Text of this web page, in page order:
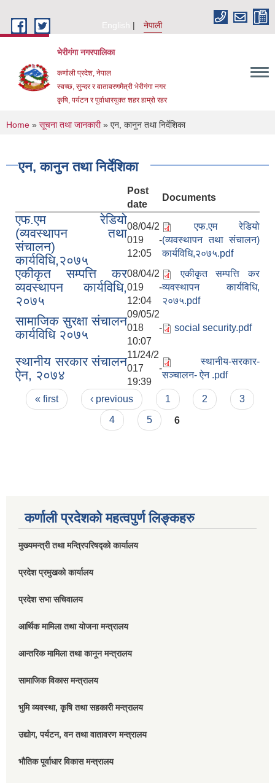
English
नेपाली
भेरीगंगा नगरपालिका
कर्णाली प्रदेश, नेपाल
स्वच्छ, सुन्दर र वातावरणमैत्री भेरीगंगा नगर
कृषि, पर्यटन र पुर्वाधारयुक्त शहर हाम्रो रहर
You are here
Home » सूचना तथा जानकारी» एन, कानुन तथा निर्देशिका
एन, कानुन तथा निर्देशिका
Post
date
Documents
एफ.एम रेडियो
(व्यवस्थापन तथा
संचालन)
कार्यविधि,२०७५
08/04/2
019 -
12:05
एफ.एम रेडियो
(व्यवस्थापन तथा संचालन)
कार्यविधि,२०७५.pdf
एकीकृत सम्पत्ति कर
व्यवस्थापन कार्यविधि,
२०७५
08/04/2
019 -
12:04
एकीकृत सम्पत्ति कर
व्यवस्थापन कार्यविधि,
२०७५.pdf
सामाजिक सुरक्षा संचालन
कार्यविधि २०७५
09/05/2
018 -
10:07
social security.pdf
स्थानीय सरकार संचालन
ऐन, २०७४
11/24/2
017 -
19:39
स्थानीय-सरकार-
सञ्चालन- ऐन .pdf
Pages
« first ‹ previous 1 2
3
4
5 6
कर्णाली प्रदेशको महत्वपुर्ण लिङ्कहरु
मुख्यमन्त्री तथा मन्त्रिपरिषद्को कार्यालय
प्रदेश प्रमुखको कार्यालय
प्रदेश सभा सचिवालय
आर्थिक मामिला तथा योजना मन्त्रालय
आन्तरिक मामिला तथा कानून मन्त्रालय
सामाजिक विकास मन्त्रालय
भुमि व्यवस्था, कृषि तथा सहकारी मन्त्रालय
उद्योग, पर्यटन, वन तथा वातावरण मन्त्रालय
भौतिक पूर्वाधार विकास मन्त्रालय